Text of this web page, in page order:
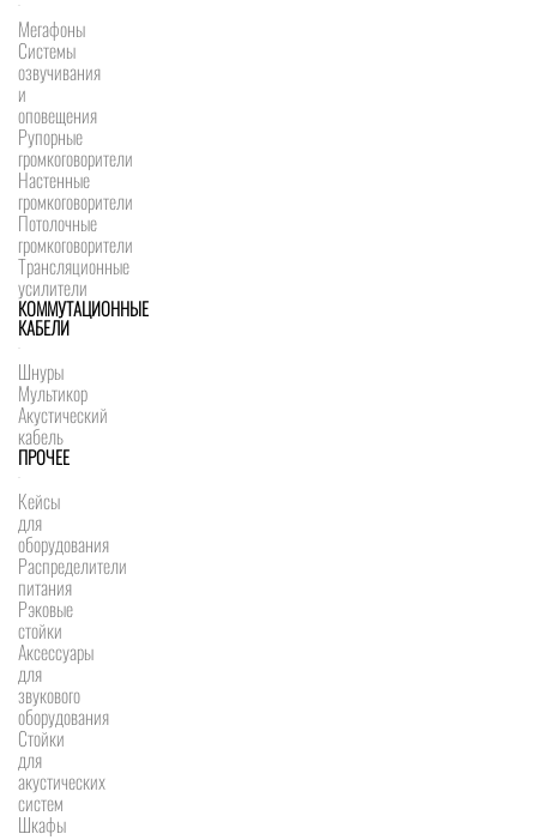
Мегафоны
Системы
озвучивания
и
оповещения
Рупорные
громкоговорители
Настенные
громкоговорители
Потолочные
громкоговорители
Трансляционные
усилители
КОММУТАЦИОННЫЕ
КАБЕЛИ
Шнуры
Мультикор
Акустический
кабель
ПРОЧЕЕ
Кейсы
для
оборудования
Распределители
питания
Рэковые
стойки
Аксессуары
для
звукового
оборудования
Стойки
для
акустических
систем
Шкафы